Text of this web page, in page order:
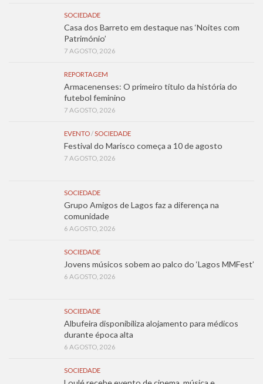
SOCIEDADE
Casa dos Barreto em destaque nas ‘Noites com
Património’
7 AGOSTO, 2026
REPORTAGEM
Armacenenses: O primeiro título da história do
futebol feminino
7 AGOSTO, 2026
EVENTO/SOCIEDADE
Festival do Marisco começa a 10 de agosto
7 AGOSTO, 2026
SOCIEDADE
Grupo Amigos de Lagos faz a diferença na
comunidade
6 AGOSTO, 2026
SOCIEDADE
Jovens músicos sobem ao palco do ‘Lagos MMFest’
6 AGOSTO, 2026
SOCIEDADE
Albufeira disponibiliza alojamento para médicos
durante época alta
6 AGOSTO, 2026
SOCIEDADE